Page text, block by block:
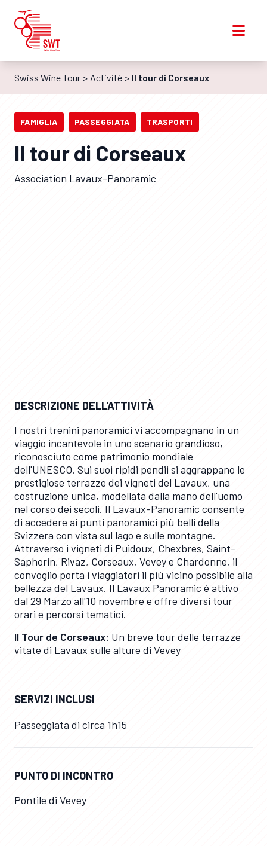
Swiss Wine Tour Activité Il tour di Corseaux
FAMIGLIA PASSEGGIATA TRASPORTI
Il tour di Corseaux
Association Lavaux-Panoramic
DESCRIZIONE DELL'ATTIVITÀ
I nostri trenini panoramici vi accompagnano in un
viaggio incantevole in uno scenario grandioso,
riconosciuto come patrimonio mondiale
dell'UNESCO. Sui suoi ripidi pendii si aggrappano le
prestigiose terrazze dei vigneti del Lavaux, una
costruzione unica, modellata dalla mano dell'uomo
nel corso dei secoli. Il Lavaux-Panoramic consente
di accedere ai punti panoramici più belli della
Svizzera con vista sul lago e sulle montagne.
Attraverso i vigneti di Puidoux, Chexbres, Saint-
Saphorin, Rivaz, Corseaux, Vevey e Chardonne, il
convoglio porta i viaggiatori il più vicino possibile alla
bellezza del Lavaux. Il Lavaux Panoramic è attivo
dal 29 Marzo all'10 novembre e offre diversi tour
orari e percorsi tematici.
Il Tour de Corseaux: Un breve tour delle terrazze
vitate di Lavaux sulle alture di Vevey
SERVIZI INCLUSI
Passeggiata di circa 1h15
PUNTO DI INCONTRO
Pontile di Vevey